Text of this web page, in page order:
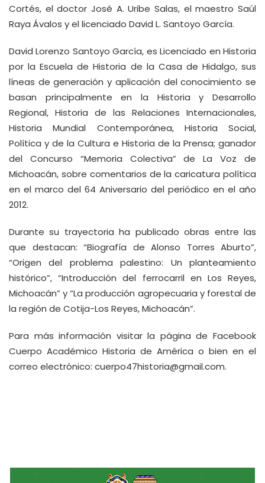
Cortés, el doctor José A. Uribe Salas, el maestro Saúl
Raya Ávalos y el licenciado David L. Santoyo García.
David Lorenzo Santoyo García, es Licenciado en Historia
por la Escuela de Historia de la Casa de Hidalgo, sus
líneas de generación y aplicación del conocimiento se
basan principalmente en la Historia y Desarrollo
Regional, Historia de las Relaciones Internacionales,
Historia Mundial Contemporánea, Historia Social,
Política y de la Cultura e Historia de la Prensa; ganador
del Concurso “Memoria Colectiva” de La Voz de
Michoacán, sobre comentarios de la caricatura política
en el marco del 64 Aniversario del periódico en el año
2012.
Durante su trayectoria ha publicado obras entre las
que destacan: “Biografía de Alonso Torres Aburto”,
“Origen del problema palestino: Un planteamiento
histórico”, “Introducción del ferrocarril en Los Reyes,
Michoacán” y “La producción agropecuaria y forestal de
la región de Cotija-Los Reyes, Michoacán”.
Para más información visitar la página de Facebook
Cuerpo Académico Historia de América o bien en el
correo electrónico: cuerpo47historia@gmail.com.